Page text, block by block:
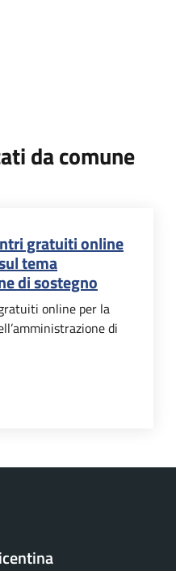
da comune
gratuiti online
tema
di sostegno
online per la
di